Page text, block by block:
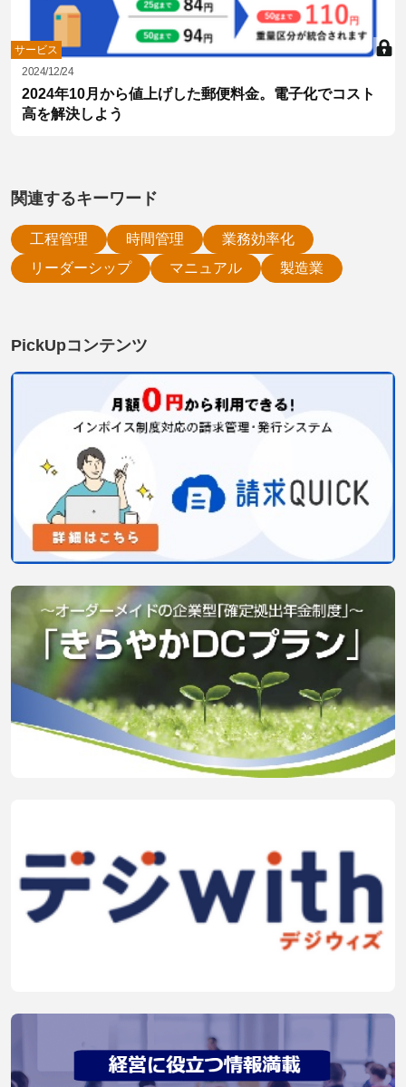
サービス
2024/12/24
2024年10月から値上げした郵便料金。電子化でコスト
高を解決しよう
関連するキーワード
工程管理 時間管理
業務効率化
リーダーシップ
マニュアル 製造業
PickUpコンテンツ